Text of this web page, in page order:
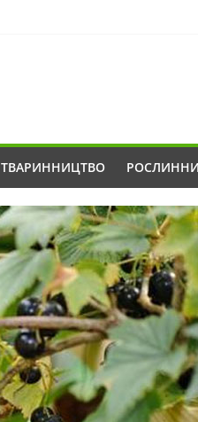
ТВАРИННИЦТВО